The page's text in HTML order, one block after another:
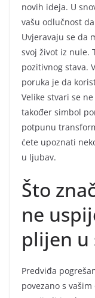
novih ideja. U
vašu odlučnost
Uvjeravaju se da
svoj život iz nule.
pozitivnog stava.
poruka je da
Velike stvari se
također simbol
potpunu
ćete upoznati
u ljubav.
Što
ne
plijen u
Predviđa
povezano s